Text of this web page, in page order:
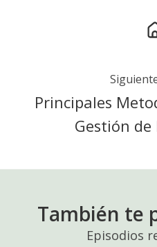
Principales
Gestión de
También te
Episodios